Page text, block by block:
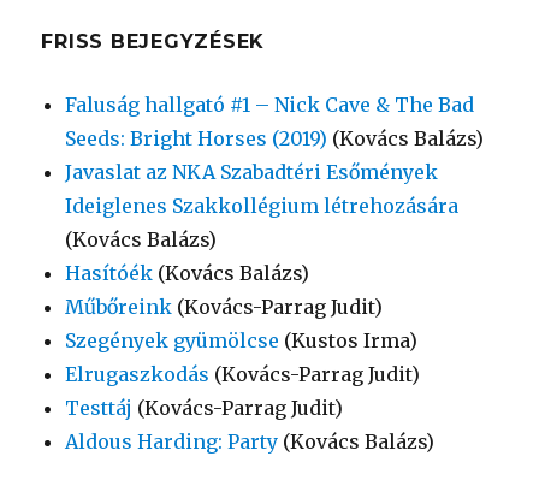
FRISS BEJEGYZÉSEK
Faluság hallgató #1 – Nick Cave & The Bad
Seeds: Bright Horses (2019) (Kovács Balázs)
Javaslat az NKA Szabadtéri Esőmények
Ideiglenes Szakkollégium létrehozására
(Kovács Balázs)
Hasítóék (Kovács Balázs)
Műbőreink (Kovács-Parrag Judit)
Szegények gyümölcse (Kustos Irma)
Elrugaszkodás (Kovács-Parrag Judit)
Testtáj (Kovács-Parrag Judit)
Aldous Harding: Party (Kovács Balázs)